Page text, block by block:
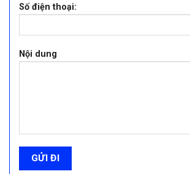
Số điện thoại:
Nội dung